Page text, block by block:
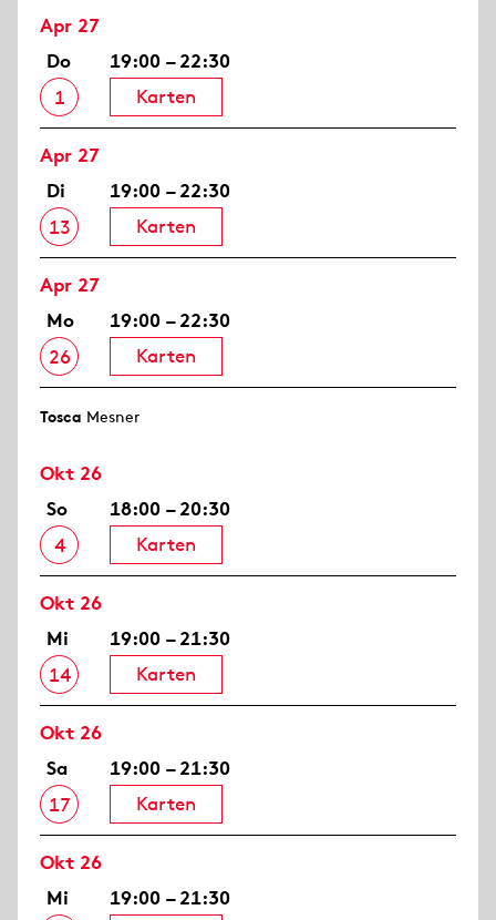
Apr 27
Do
1
19:00 – 22:30
Karten
Apr 27
Di
13
19:00 – 22:30
Karten
Apr 27
Mo
26
19:00 – 22:30
Karten
Tosca Mesner
Okt 26
So
4
18:00 – 20:30
Karten
Okt 26
Mi
14
19:00 – 21:30
Karten
Okt 26
Sa
17
19:00 – 21:30
Karten
Okt 26
Mi
19:00 – 21:30